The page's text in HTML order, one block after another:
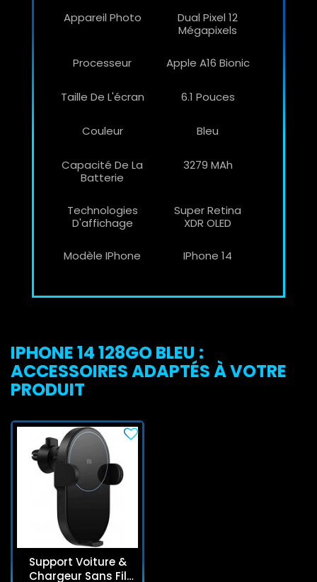
Appareil Photo
Dual Pixel 12
Mégapixels
Processeur Apple A16 Bionic
Taille De L'écran 6.1 Pouces
Couleur Bleu
Capacité De La
Batterie
3279 MAh
Technologies
D'affichage
Super Retina
XDR OLED
Modèle IPhone IPhone 14
IPHONE 14 128GO BLEU :
ACCESSOIRES ADAPTÉS À VOTRE
PRODUIT
Support Voiture &
Chargeur Sans Fil